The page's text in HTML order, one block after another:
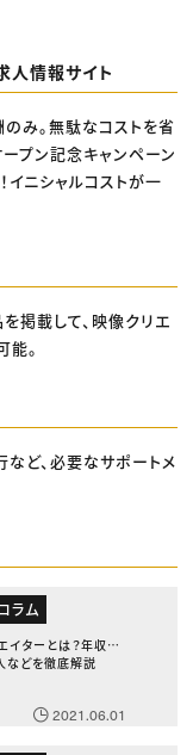
人情報サイト
み。無駄なコストを省
ープン記念キャンペーン
ニシャルコストが一
掲載して、映像クリエ
。
など、必要なサポートメ
ラム
イターとは？年収・
などを徹底解説
2021.06.01